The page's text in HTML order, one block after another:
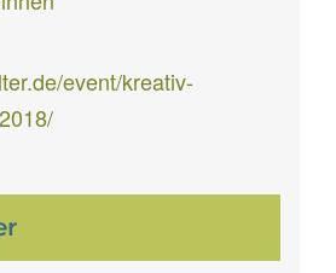
event/kreativ-